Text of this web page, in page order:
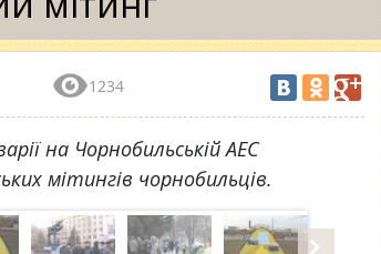
1234
на Чорнобильській АЕС
мітингів чорнобильців.